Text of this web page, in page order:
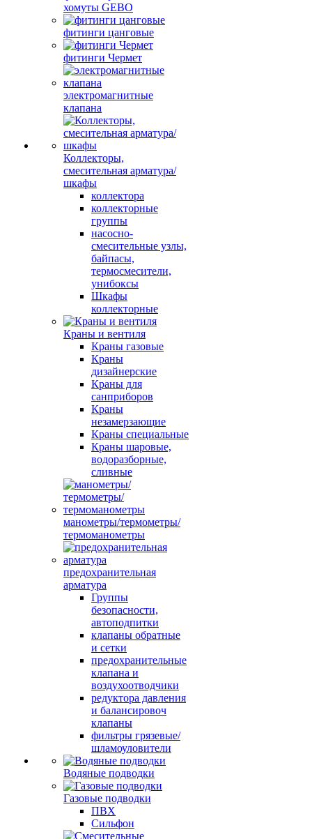
хомуты GEBO
фитинги цанговые
фитинги Чермет
электромагнитные
клапана
Коллекторы,
смесительная арматура/
шкафы
коллектора
коллекторные
группы
насосно-
смесительные узлы,
байпасы,
термосмесители,
унибоксы
Шкафы
коллекторные
Краны и вентиля
Краны газовые
Краны
дизайнерские
Краны для
санприборов
Краны
незамерзающие
Краны специальные
Краны шаровые,
водоразборные,
сливные
манометры/термометры/
термоманометры
предохранительная
арматура
Группы
безопасности,
автоподпитки
клапаны обратные
и сетки
предохранительные
клапана и
воздухоотводчики
редуктора давления
и балансировоч
клапаны
фильтры грязевые/
шламоуловители
Водяные подводки
Газовые подводки
ПВХ
Сильфон